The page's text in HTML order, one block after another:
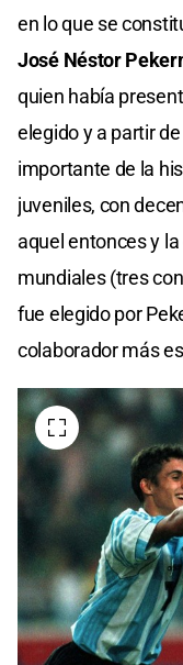
en lo que se
José Néstor
quien había
elegido y a partir
importante de la
juveniles, con
aquel entonces y
mundiales (tres
fue elegido por
colaborador más